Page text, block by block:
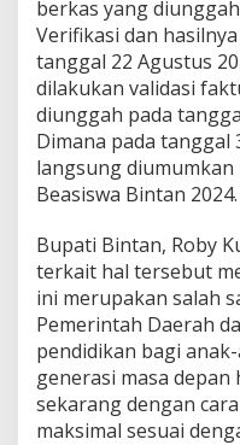
berkas yang
Verifikasi dan
tanggal 22 Agustus
dilakukan validasi
diunggah pada
Dimana pada tanggal
langsung
Beasiswa Bintan 2024.
Bupati Bintan, Roby
terkait hal tersebut
ini merupakan salah
Pemerintah Daerah
pendidikan bagi
generasi masa
sekarang dengan
maksimal sesuai